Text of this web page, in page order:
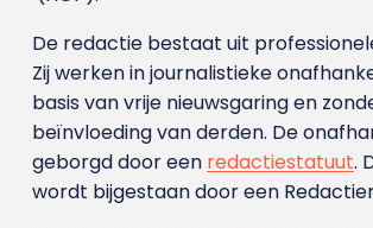
De redactie bestaat uit
Zij werken in journalistieke
basis van vrije nieuwsgaring en
beïnvloeding van derden. De
geborgd door een redactiestatuut.
wordt bijgestaan door een